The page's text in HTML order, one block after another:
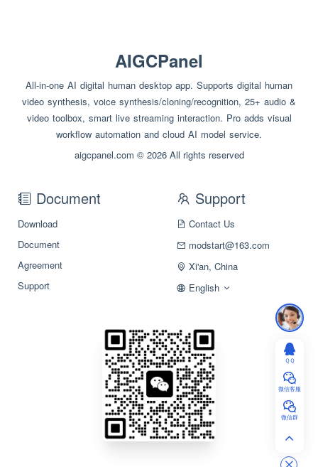
AIGCPanel
All-in-one AI digital human desktop app. Supports digital human
video synthesis, voice synthesis/cloning/recognition, 25+ audio &
video toolbox, smart live streaming interaction. Pro adds visual
workflow automation and cloud AI model service.
aigcpanel.com © 2026 All rights reserved
Document
Download
Document
Agreement
Support
Support
Contact Us
modstart@163.com
Xi'an, China
English
ＱＱ
微信客服
微信群